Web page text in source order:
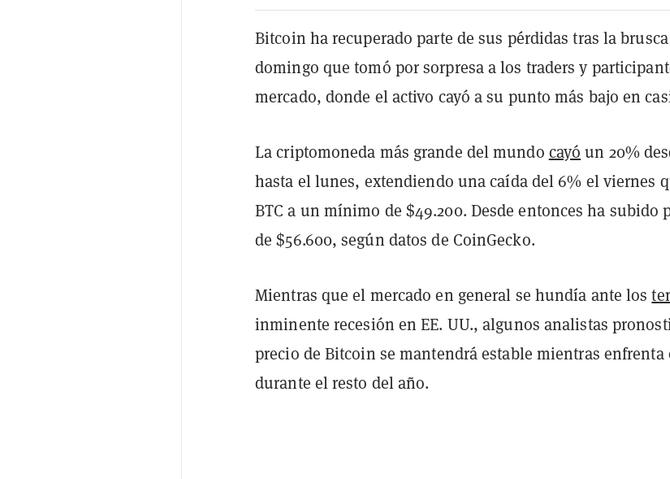
Bitcoin ha recuperado parte de sus pérdidas tras la
domingo que tomó por sorpresa a los traders y
mercado, donde el activo cayó a su punto más bajo en
La criptomoneda más grande del mundo cayó un 20%
hasta el lunes, extendiendo una caída del 6% el viernes
BTC a un mínimo de $49.200. Desde entonces ha subido
de $56.600, según datos de CoinGecko.
Mientras que el mercado en general se hundía ante los
inminente recesión en EE. UU., algunos analistas
precio de Bitcoin se mantendrá estable mientras enfrenta
durante el resto del año.